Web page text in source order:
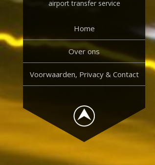
airport transfer service
Home
Over ons
Voorwaarden, Privacy & Contact